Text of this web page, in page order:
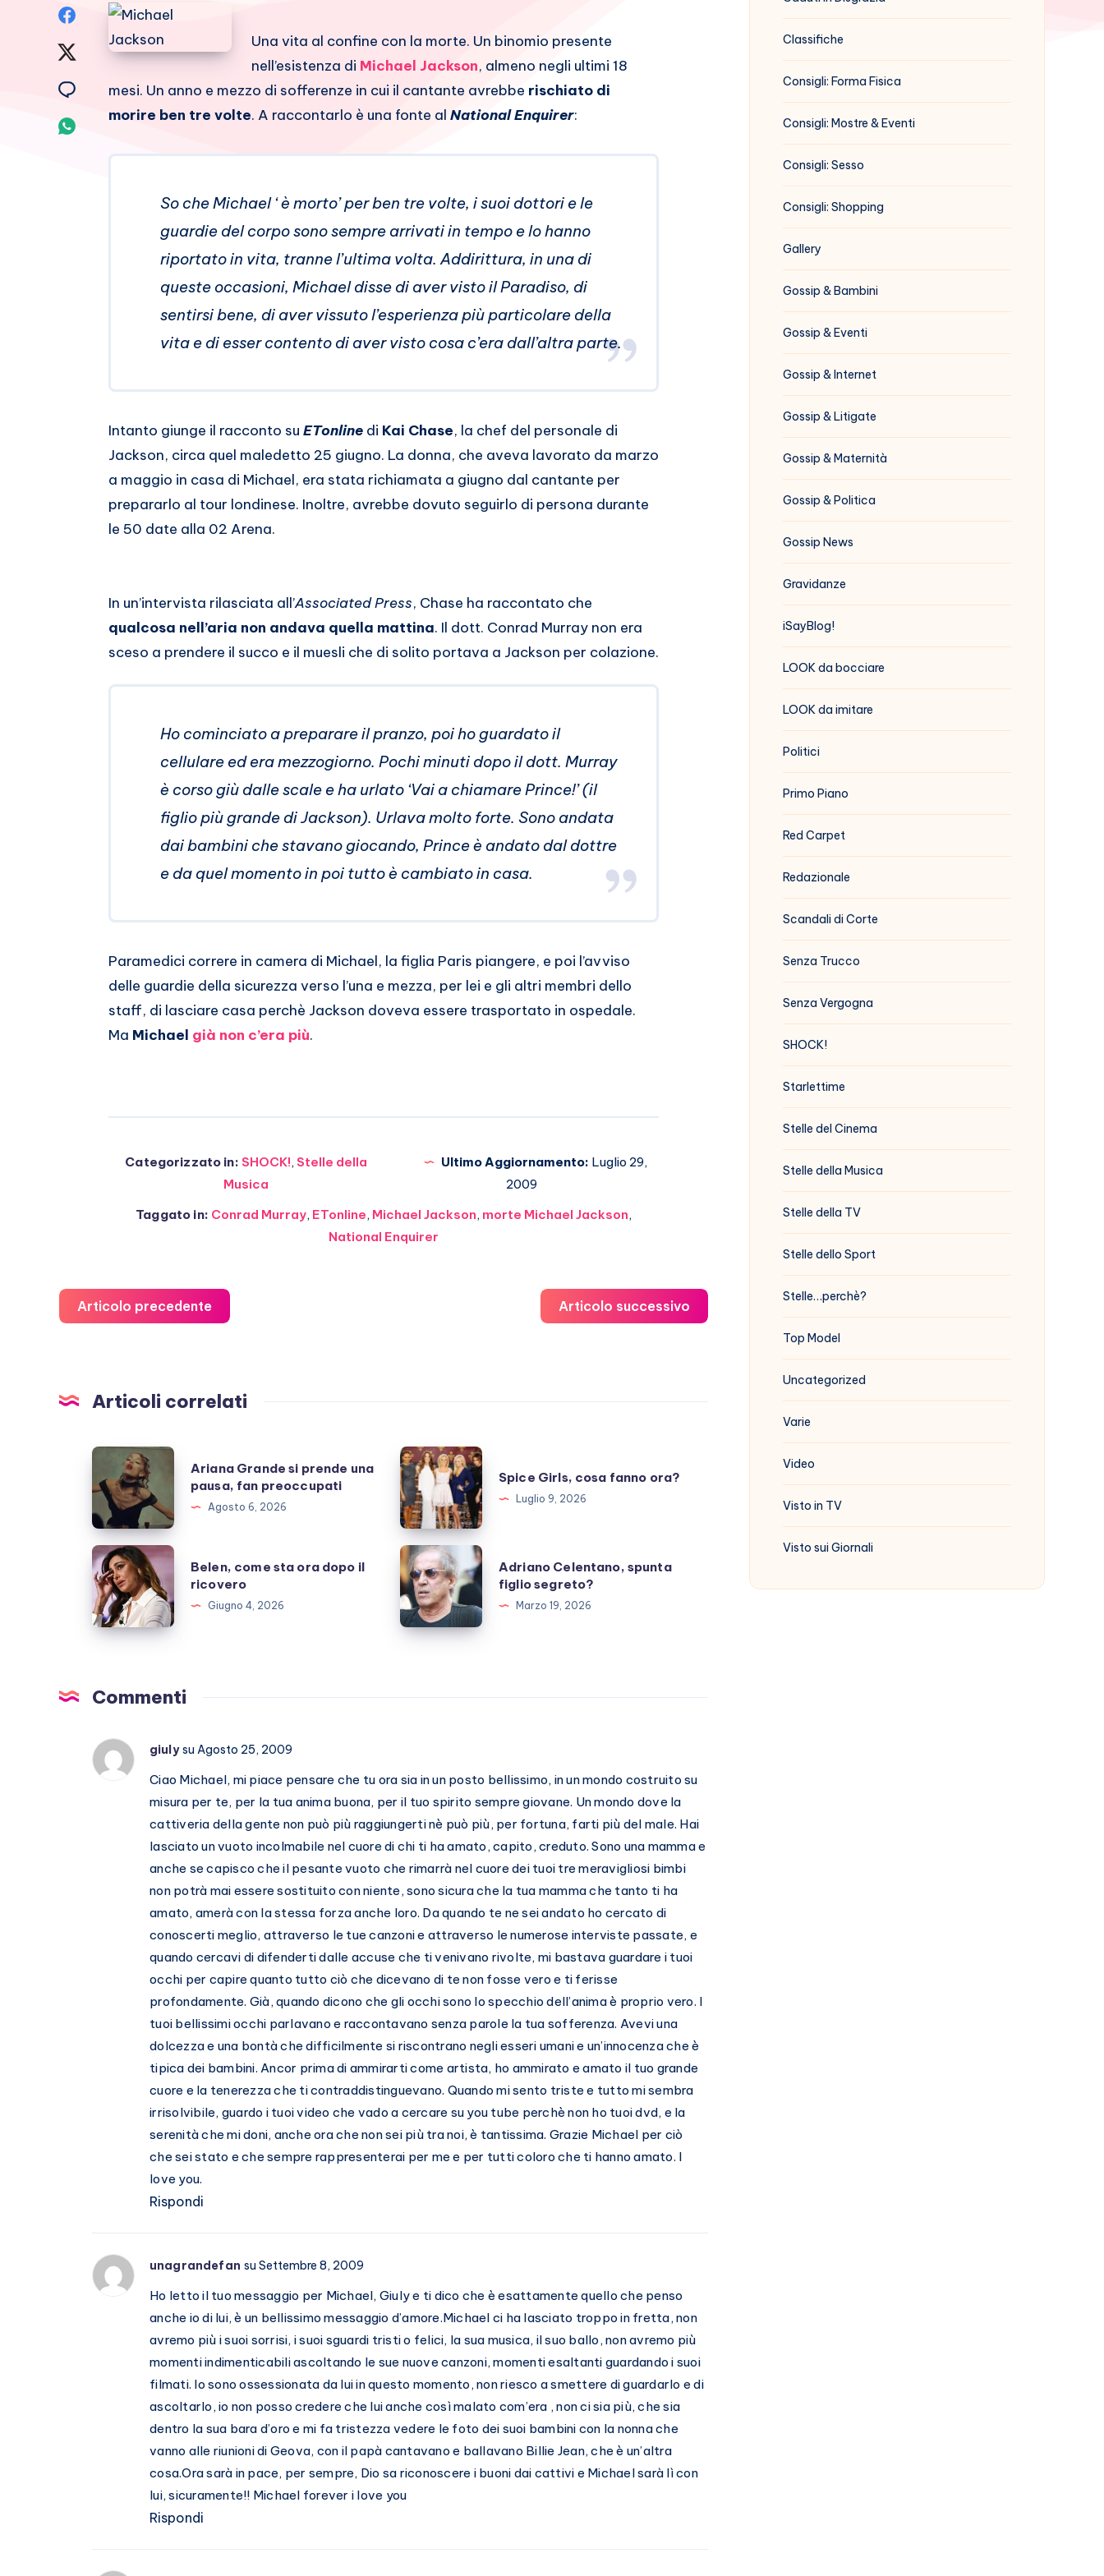
Condividi
Facebook
Condividi
Twitter
Condividi
Email
Condividi
Una vita al confine con la morte. Un binomio presente
nell’esistenza di Michael Jackson, almeno negli ultimi 18
mesi. Un anno e mezzo di sofferenze in cui il cantante avrebbe rischiato di
morire ben tre volte. A raccontarlo è una fonte al National Enquirer:
So che Michael ‘ è morto’ per ben tre volte, i suoi dottori e le
guardie del corpo sono sempre arrivati in tempo e lo hanno
riportato in vita, tranne l’ultima volta. Addirittura, in una di
queste occasioni, Michael disse di aver visto il Paradiso, di
sentirsi bene, di aver vissuto l’esperienza più particolare della
vita e di esser contento di aver visto cosa c’era dall’altra parte.
Intanto giunge il racconto su ETonline di Kai Chase, la chef del personale di
Jackson, circa quel maledetto 25 giugno. La donna, che aveva lavorato da marzo
a maggio in casa di Michael, era stata richiamata a giugno dal cantante per
prepararlo al tour londinese. Inoltre, avrebbe dovuto seguirlo di persona durante
le 50 date alla 02 Arena.
In un’intervista rilasciata all’Associated Press, Chase ha raccontato che
qualcosa nell’aria non andava quella mattina. Il dott. Conrad Murray non era
sceso a prendere il succo e il muesli che di solito portava a Jackson per colazione.
Ho cominciato a preparare il pranzo, poi ho guardato il
cellulare ed era mezzogiorno. Pochi minuti dopo il dott. Murray
è corso giù dalle scale e ha urlato ‘Vai a chiamare Prince!’ (il
figlio più grande di Jackson). Urlava molto forte. Sono andata
dai bambini che stavano giocando, Prince è andato dal dottre
e da quel momento in poi tutto è cambiato in casa.
Paramedici correre in camera di Michael, la figlia Paris piangere, e poi l’avviso
delle guardie della sicurezza verso l’una e mezza, per lei e gli altri membri dello
staff, di lasciare casa perchè Jackson doveva essere trasportato in ospedale.
Ma Michael già non c’era più.
Categorizzato in: SHOCK!, Stelle della
Musica
Ultimo Aggiornamento: Luglio 29,
2009
Taggato in: Conrad Murray, ETonline, Michael Jackson, morte Michael Jackson,
National Enquirer
Articolo precedente Articolo successivo
Articoli correlati
Ariana
Grande
prende
una
pausa,
fan
preoccupati
Ariana Grande si prende una
pausa, fan preoccupati
Agosto 6, 2026
Spice
Girls,
cosa
fanno
ora?
Spice Girls, cosa fanno ora?
Luglio 9, 2026
Belen,
come
sta
ora
ricovero
Belen, come sta ora dopo il
ricovero
Giugno 4, 2026
Adriano
Celentano,
spunta
figlio
Adriano Celentano, spunta
figlio segreto?
Marzo 19, 2026
Commenti
giuly su Agosto 25, 2009
Ciao Michael, mi piace pensare che tu ora sia in un posto bellissimo, in un mondo costruito su
misura per te, per la tua anima buona, per il tuo spirito sempre giovane. Un mondo dove la
cattiveria della gente non può più raggiungerti nè può più, per fortuna, farti più del male. Hai
lasciato un vuoto incolmabile nel cuore di chi ti ha amato, capito, creduto. Sono una mamma e
anche se capisco che il pesante vuoto che rimarrà nel cuore dei tuoi tre meravigliosi bimbi
non potrà mai essere sostituito con niente, sono sicura che la tua mamma che tanto ti ha
amato, amerà con la stessa forza anche loro. Da quando te ne sei andato ho cercato di
conoscerti meglio, attraverso le tue canzoni e attraverso le numerose interviste passate, e
quando cercavi di difenderti dalle accuse che ti venivano rivolte, mi bastava guardare i tuoi
occhi per capire quanto tutto ciò che dicevano di te non fosse vero e ti ferisse
profondamente. Già, quando dicono che gli occhi sono lo specchio dell’anima è proprio vero. I
tuoi bellissimi occhi parlavano e raccontavano senza parole la tua sofferenza. Avevi una
dolcezza e una bontà che difficilmente si riscontrano negli esseri umani e un’innocenza che è
tipica dei bambini. Ancor prima di ammirarti come artista, ho ammirato e amato il tuo grande
cuore e la tenerezza che ti contraddistinguevano. Quando mi sento triste e tutto mi sembra
irrisolvibile, guardo i tuoi video che vado a cercare su you tube perchè non ho tuoi dvd, e la
serenità che mi doni, anche ora che non sei più tra noi, è tantissima. Grazie Michael per ciò
che sei stato e che sempre rappresenterai per me e per tutti coloro che ti hanno amato. I
love you.
Rispondi
unagrandefan su Settembre 8, 2009
Ho letto il tuo messaggio per Michael, Giuly e ti dico che è esattamente quello che penso
anche io di lui, è un bellissimo messaggio d’amore.Michael ci ha lasciato troppo in fretta, non
avremo più i suoi sorrisi, i suoi sguardi tristi o felici, la sua musica, il suo ballo, non avremo più
momenti indimenticabili ascoltando le sue nuove canzoni, momenti esaltanti guardando i suoi
filmati. Io sono ossessionata da lui in questo momento, non riesco a smettere di guardarlo e di
ascoltarlo, io non posso credere che lui anche così malato com’era , non ci sia più, che sia
dentro la sua bara d’oro e mi fa tristezza vedere le foto dei suoi bambini con la nonna che
vanno alle riunioni di Geova, con il papà cantavano e ballavano Billie Jean, che è un’altra
cosa.Ora sarà in pace, per sempre, Dio sa riconoscere i buoni dai cattivi e Michael sarà lì con
lui, sicuramente!! Michael forever i love you
Rispondi
Classifiche
Consigli: Forma Fisica
Consigli: Mostre & Eventi
Consigli: Sesso
Consigli: Shopping
Gallery
Gossip & Bambini
Gossip & Eventi
Gossip & Internet
Gossip & Litigate
Gossip & Maternità
Gossip & Politica
Gossip News
Gravidanze
iSayBlog!
LOOK da bocciare
LOOK da imitare
Politici
Primo Piano
Red Carpet
Redazionale
Scandali di Corte
Senza Trucco
Senza Vergogna
SHOCK!
Starlettime
Stelle del Cinema
Stelle della Musica
Stelle della TV
Stelle dello Sport
Stelle…perchè?
Top Model
Uncategorized
Varie
Video
Visto in TV
Visto sui Giornali